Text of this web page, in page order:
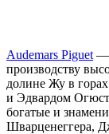
Audemars Piguet —
производству
долине Жу в
и Эдвардом
богатые и
Шварценеггера,